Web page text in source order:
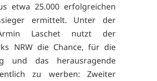
etwa 25.000 erfolgreichen
ermittelt. Unter der
Laschet nutzt der
NRW die Chance, für die
und das herausragende
zu werben: Zweiter